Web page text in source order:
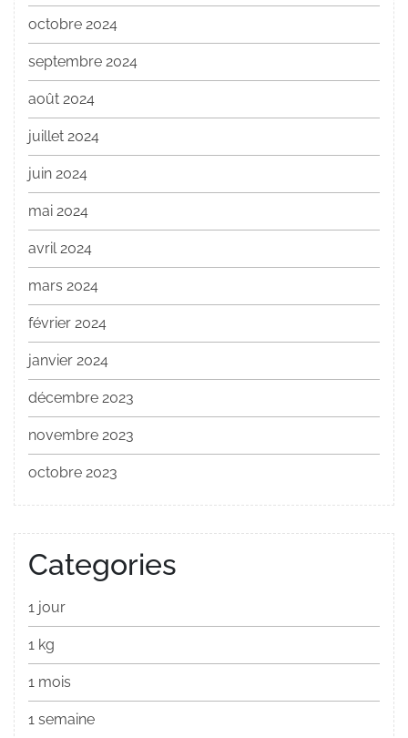
octobre 2024
septembre 2024
août 2024
juillet 2024
juin 2024
mai 2024
avril 2024
mars 2024
février 2024
janvier 2024
décembre 2023
novembre 2023
octobre 2023
Categories
1 jour
1 kg
1 mois
1 semaine